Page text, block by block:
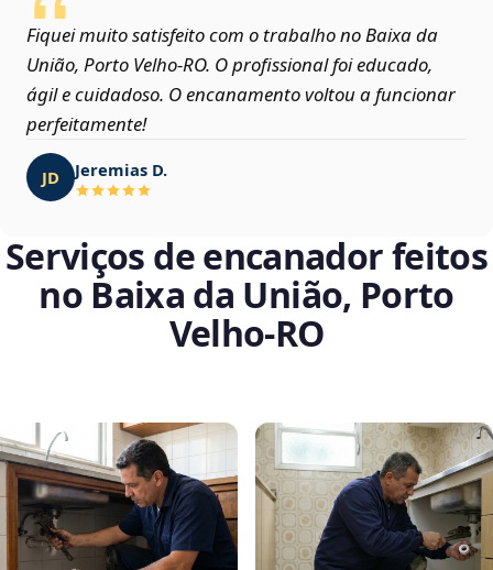
Fiquei muito satisfeito com o trabalho no Baixa da
União, Porto Velho‑RO. O profissional foi educado,
ágil e cuidadoso. O encanamento voltou a funcionar
perfeitamente!
JD Jeremias D.
Serviços de encanador feitos
no Baixa da União, Porto
Velho‑RO